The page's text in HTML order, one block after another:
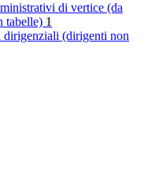
di vertice (da
tabelle) 1
(dirigenti non